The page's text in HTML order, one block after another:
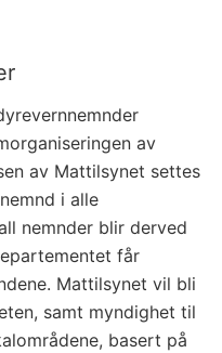
av
av Mattilsynet settes
i alle
nemnder blir derved
får
Mattilsynet vil bli
samt myndighet til
basert på